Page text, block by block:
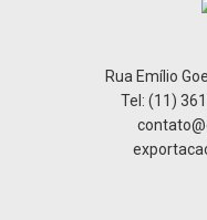
Rua Emílio
Tel: (11)